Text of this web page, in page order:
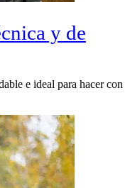
y de
e ideal para hacer con